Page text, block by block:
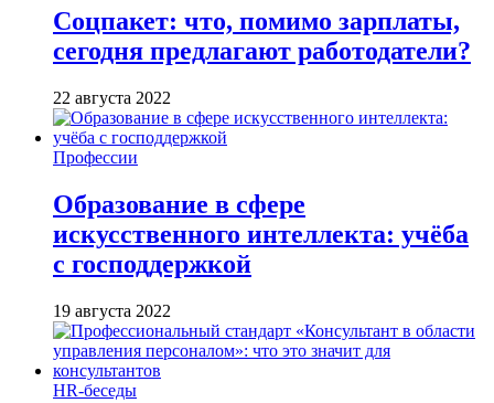
Соцпакет: что, помимо зарплаты,
сегодня предлагают работодатели?
22 августа 2022
Профессии
Образование в сфере
искусственного интеллекта: учёба
с господдержкой
19 августа 2022
HR-беседы